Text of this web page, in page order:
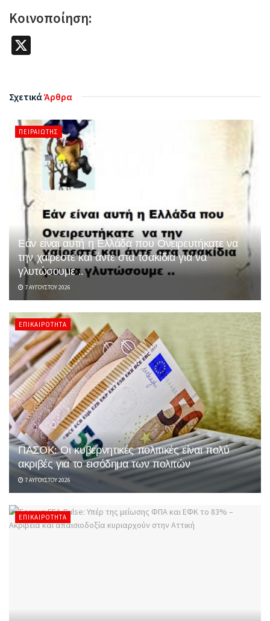
Κοινοποίηση:
ΣχετικάΆρθρα
ΠΕΙΡΑΙΏΤΗΣ
Εάν είναι αυτή η Ελλάδα που Ονειρευτήκατε να
την χαίρεστε και άντε στα τσακίδια για να
γλυτώσουμε ..
7 ΑΥΓΟΎΣΤΟΥ 2026
ΕΠΙΚΑΙΡΌΤΗΤΑ
ΠΑΣΟΚ: Οι κυβερνητικές πολιτικές είναι πολύ
ακριβές για το εισόδημα των πολιτών
7 ΑΥΓΟΎΣΤΟΥ 2026
ΕΠΙΚΑΙΡΌΤΗΤΑ